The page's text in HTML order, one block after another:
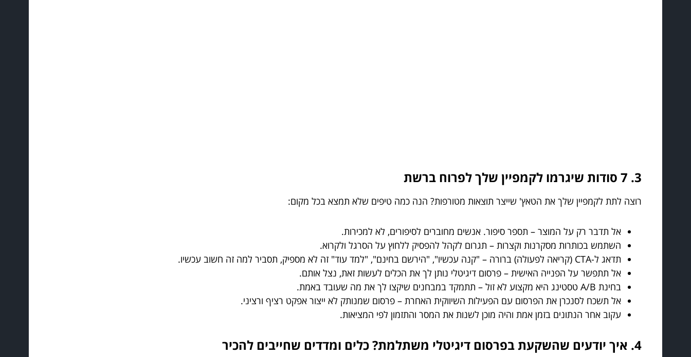
3. 7 סודות שיגרמו לקמפיין שלך לפרוח ברשת
רוצה לתת לקמפיין שלך את הטאץ' שייצר תוצאות מטורפות? הנה כמה טיפים שלא תמצא בכל מקום:
אל תדבר רק על המוצר – תספר סיפור. אנשים מחוברים לסיפורים, לא למכירות.
השתמש בכותרות מסקרנות וקצרות – תגרום לקהל להפסיק ללחוץ על הסרגל ולקרוא.
תדאג ל-CTA (קריאה לפעולה) ברורה – "קנה עכשיו", "הירשם בחינם", "למד עוד" זה לא מספיק, תסביר למה זה חשוב עכשיו.
אל תתפשר על הפנייה האישית – פרסום דיגיטלי נותן לך את הכלים לעשות זאת, נצל אותם.
בחינת A/B טסטינג היא מקצוע לא זול – תתמקד במבחנים שיקצו לך את מה שעובד באמת.
אל תשכח לסנכרן את הפרסום עם הפעילות השיווקית האחרת – פרסום שמנותק לא ייצור אפקט רציף ורציני.
עקוב אחר הנתונים בזמן אמת והיה מוכן לשנות את המסר והתזמון לפי המציאות.
4. איך יודעים שהשקעת בפרסום דיגיטלי משתלמת? כלים ומדדים שחייבים להכיר